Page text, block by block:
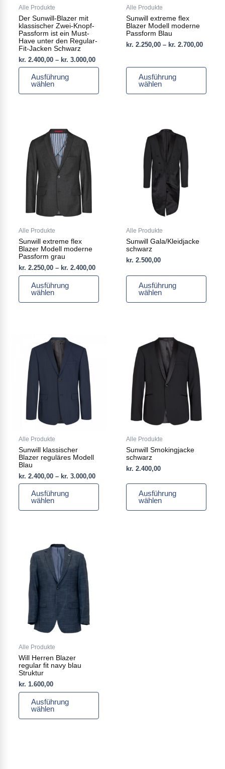
Alle Produkte
Der Sunwill-Blazer mit
klassischer Zwei-Knopf-
Passform ist ein Must-
Have unter den Regular-
Fit-Jacken Schwarz
kr. 2.400,00 – kr. 3.000,00
Ausführung
wählen
der
Produktseite
gewählt
werden
Alle Produkte
Sunwill extreme flex
Blazer Modell moderne
Passform Blau
kr. 2.250,00 – kr. 2.700,00
Ausführung
wählen
der
Produktseite
gewählt
werden
Alle Produkte
Sunwill extreme flex
Blazer Modell moderne
Passform grau
kr. 2.250,00 – kr. 2.400,00
Ausführung
wählen
Produkt
weist
mehrere
Varianten
auf.
Optionen
können
der
Produktseite
gewählt
werden
Alle Produkte
Sunwill Gala/Kleidjacke
schwarz
kr. 2.500,00
Ausführung
wählen
Produkt
mehrere
Varianten
Optionen
der
Produktseite
Alle Produkte
Sunwill klassischer
Blazer reguläres Modell
Blau
kr. 2.400,00 – kr. 3.000,00
Ausführung
wählen
Produkt
weist
mehrere
Varianten
auf.
Die
Optionen
können
der
Produktseite
gewählt
werden
Alle Produkte
Sunwill Smokingjacke
schwarz
kr. 2.400,00
Ausführung
wählen
Produkt
weist
mehrere
Varianten
auf.
Die
Optionen
können
der
Produktseite
Alle Produkte
Will Herren Blazer
regular fit navy blau
Struktur
kr. 1.600,00
Ausführung
wählen
Produkt
weist
mehrere
Varianten
auf.
Optionen
können
der
Produktseite
gewählt
werden